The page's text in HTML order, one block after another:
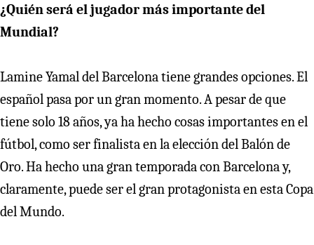
¿Quién será el jugador más importante del
Mundial?
Lamine Yamal del Barcelona tiene grandes opciones. El
español pasa por un gran momento. A pesar de que
tiene solo 18 años, ya ha hecho cosas importantes en el
fútbol, como ser finalista en la elección del Balón de
Oro. Ha hecho una gran temporada con Barcelona y,
claramente, puede ser el gran protagonista en esta Copa
del Mundo.